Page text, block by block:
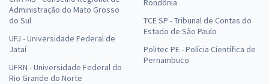
Administração do Mato Grosso
do Sul
UFJ - Universidade Federal de
Jataí
UFRN - Universidade Federal do
Rio Grande do Norte
Rondônia
TCE SP - Tribunal de Contas do
Estado de São Paulo
Politec PE - Polícia Científica de
Pernambuco